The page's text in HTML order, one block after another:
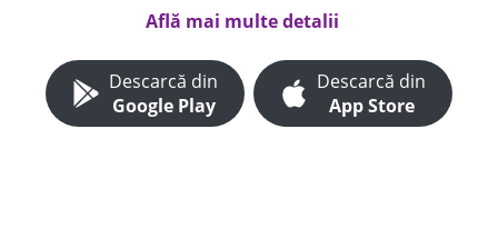
Află mai multe detalii
Descarcă din
Google Play
Descarcă din
App Store